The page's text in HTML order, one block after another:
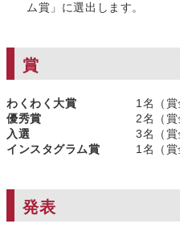
ム賞」に選出します。
賞
わくわく大賞
1名（賞
優秀賞
2名（賞
入選
3名（賞
インスタグラム賞
1名（賞
発表